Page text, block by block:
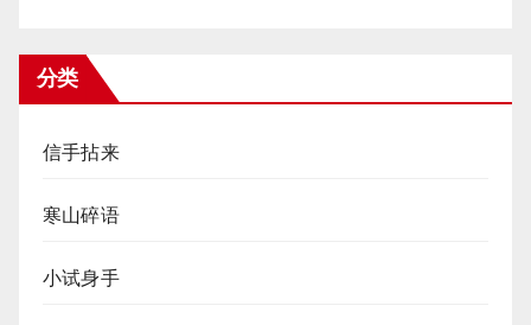
分类
信手拈来
寒山碎语
小试身手